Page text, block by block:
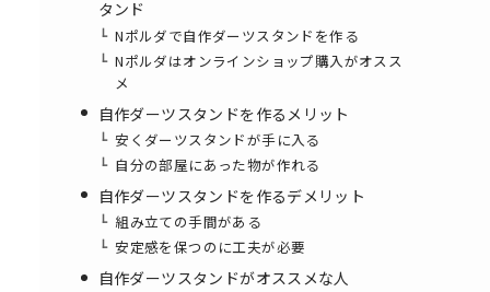
タンド
Nポルダで自作ダーツスタンドを作る
Nポルダはオンラインショップ購入がオスス
メ
自作ダーツスタンドを作るメリット
安くダーツスタンドが手に入る
自分の部屋にあった物が作れる
自作ダーツスタンドを作るデメリット
組み立ての手間がある
安定感を保つのに工夫が必要
自作ダーツスタンドがオススメな人